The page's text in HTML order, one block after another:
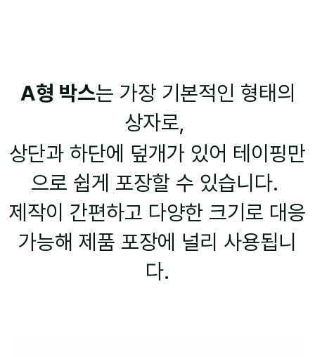
A형 박스는 가장 기본적인 형태의
상자로,
상단과 하단에 덮개가 있어 테이핑만
으로 쉽게 포장할 수 있습니다.
제작이 간편하고 다양한 크기로 대응
가능해 제품 포장에 널리 사용됩니
다.